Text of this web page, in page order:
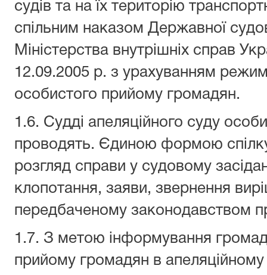
судів та на їх територію
спільним наказом Державної
Міністерства внутрішніх справ
12.09.2005 р. з урахуванням
особистого прийому громадян.
1.6. Судді апеляційного суду
проводять. Єдиною формою
розгляд справи у судовому
клопотання, заяви, звернення
передбаченому законодавством
1.7. З метою інформування
прийому громадян в